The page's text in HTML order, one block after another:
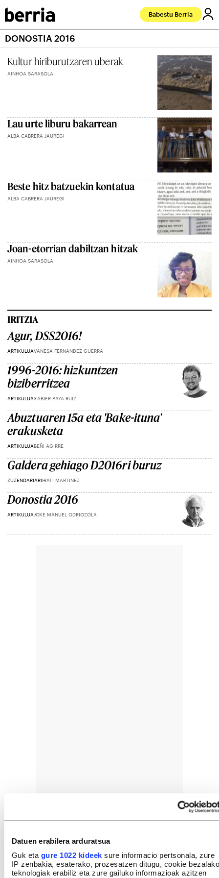
Datuen erabilera arduratsua
Guk eta gure 1022 kideek sure informacio pertsonala, zure
IP zenbakia, esaterako, prozesatzen ditugu, cookie bezalako
teknologiak erabiliz eta zure gailuko informazioak azitzen
Babestu Berria
DONOSTIA 2016
Kultur hiriburutzaren uberak
AINHOA SARASOLA
Lau urte liburu bakarrean
ALBA CABRERA JAUREGI
Beste hitz batzuekin kontatua
ALBA CABRERA JAUREGI
Joan-etorrian dabiltzan hitzak
AINHOA SARASOLA
IRITZIA
Agur, DSS2016!
ARTIKULUAVANESA FERNANDEZ GUERRA
1996-2016: hizkuntzen
biziberritzea
ARTIKULUAXABIER PAYA RUIZ
Abuztuaren 15a eta 'Bake-ituna'
erakusketa
ARTIKULUABEÑI AGIRRE
Galdera gehiago D2016ri buruz
ZUZENDARIARIIRATI MARTINEZ
Donostia 2016
ARTIKULUA JOXE MANUEL ODRIOZOLA